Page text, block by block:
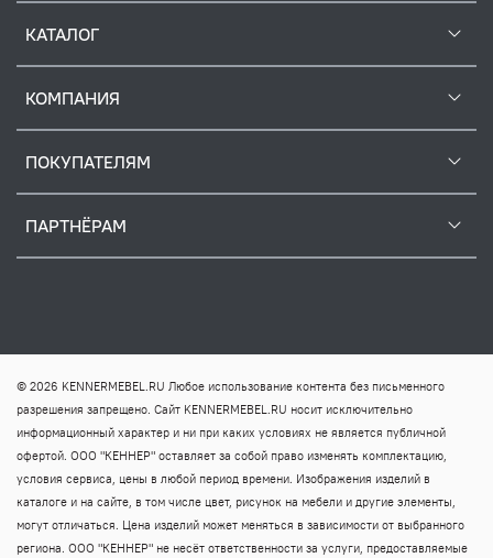
КАТАЛОГ
КОМПАНИЯ
ПОКУПАТЕЛЯМ
ПАРТНЁРАМ
© 2026 KENNERMEBEL.RU Любое использование контента без письменного
разрешения запрещено. Сайт KENNERMEBEL.RU носит исключительно
информационный характер и ни при каких условиях не является публичной
офертой. ООО "КЕННЕР" оставляет за собой право изменять комплектацию,
условия сервиса, цены в любой период времени. Изображения изделий в
каталоге и на сайте, в том числе цвет, рисунок на мебели и другие элементы,
могут отличаться. Цена изделий может меняться в зависимости от выбранного
региона. ООО "КЕННЕР" не несёт ответственности за услуги, предоставляемые